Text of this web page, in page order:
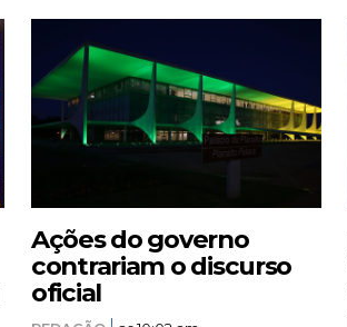
Ações do governo
contrariam o discurso
oficial